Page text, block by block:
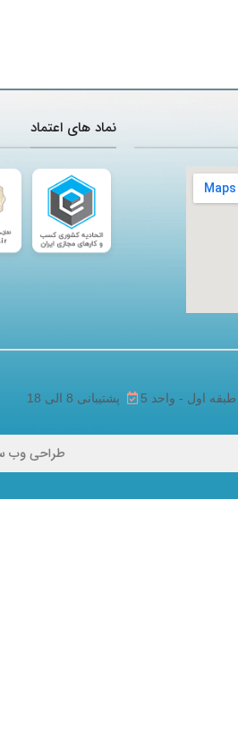
نماد های اعتماد
پشتیبانی 8 الی 18
طراحی وب